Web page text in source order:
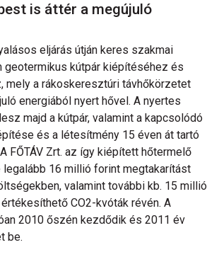
is áttér a megújuló
eljárás útján keres szakmai
geotermikus kútpár kiépítéséhez és
mely a rákoskeresztúri távhőkörzetet
energiából nyert hővel. A nyertes
majd a kútpár, valamint a kapcsolódó
és a létesítmény 15 éven át tartó
FŐTÁV Zrt. az így kiépített hőtermelő
16 millió forint megtakarítást
valamint további kb. 15 millió
CO2-kvóták révén. A
2010 őszén kezdődik és 2011 év
be.